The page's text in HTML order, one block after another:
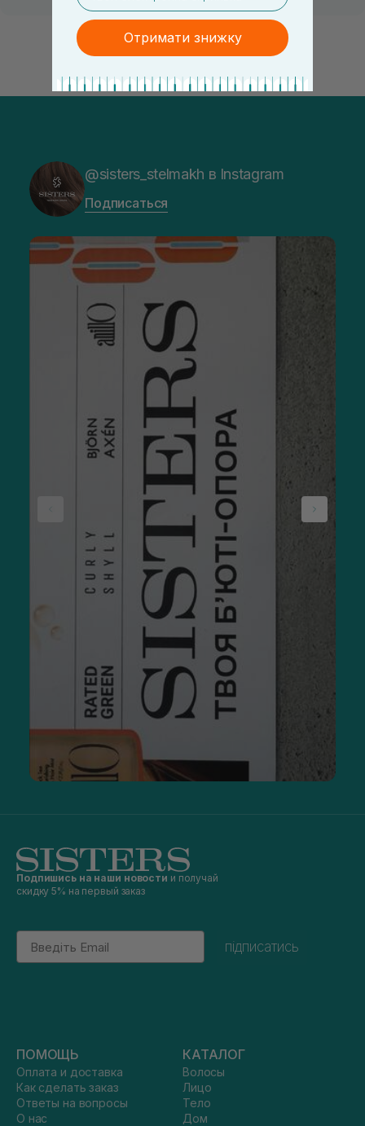
@sisters_stelmakh в Instagram
Подписаться
Подпишись на наши новости и получай
скидку 5% на первый заказ
Email
підписатись
ПОМОЩЬ
Оплата и доставка
Как сделать заказ
Ответы на вопросы
О нас
КАТАЛОГ
Волосы
Лицо
Тело
Дом
Отримати знижку